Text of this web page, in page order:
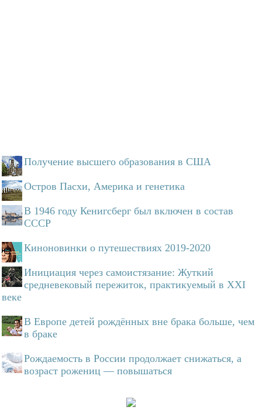
Получение высшего образования в США
Остров Пасхи, Америка и генетика
В 1946 году Кенигсберг был включен в состав
СССР
Киноновинки о путешествиях 2019-2020
Инициация через самоистязание: Жуткий
средневековый пережиток, практикуемый в XXI
веке
В Европе детей рождённых вне брака больше, чем
в браке
Рождаемость в России продолжает снижаться, а
возраст рожениц — повышаться